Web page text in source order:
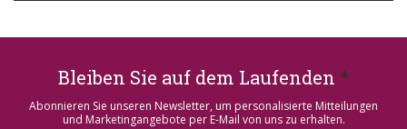
Bleiben Sie auf dem Laufenden *
Abonnieren Sie unseren Newsletter, um personalisierte Mitteilungen
und Marketingangebote per E-Mail von uns zu erhalten.